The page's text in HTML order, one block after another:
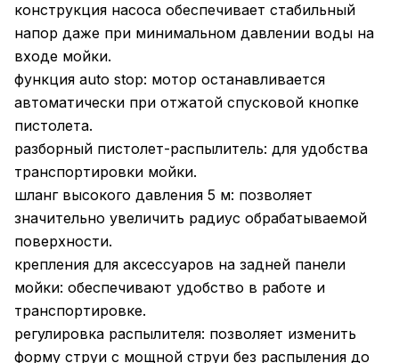
конструкция насоса обеспечивает стабильный
напор даже при минимальном давлении воды на
входе мойки.
функция auto stop: мотор останавливается
автоматически при отжатой спусковой кнопке
пистолета.
разборный пистолет-распылитель: для удобства
транспортировки мойки.
шланг высокого давления 5 м: позволяет
значительно увеличить радиус обрабатываемой
поверхности.
крепления для аксессуаров на задней панели
мойки: обеспечивают удобство в работе и
транспортировке.
регулировка распылителя: позволяет изменить
форму струи с мощной струи без распыления до